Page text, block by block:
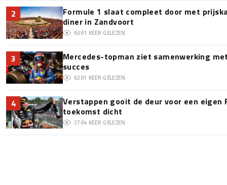
2
Formule 1 slaat compleet door met
diner in Zandvoort
6361 KEER GELEZEN
3
Mercedes-topman ziet samenwerking
succes
6201 KEER GELEZEN
4
Verstappen gooit de deur voor een eigen
toekomst dicht
2704 KEER GELEZEN